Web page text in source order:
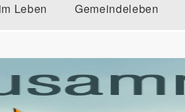
Leben Gemeindeleben